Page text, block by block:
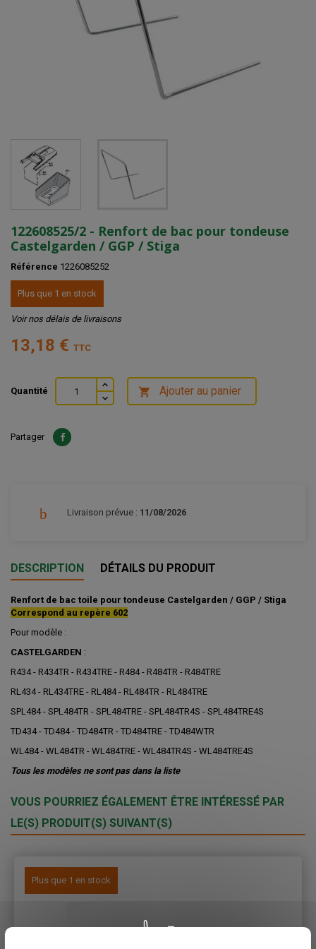
122608525/2 - Renfort de bac pour tondeuse
Castelgarden / GGP / Stiga
Référence 1226085252
Plus que 1 en stock
Voir nos délais de livraisons
13,18 € TTC
Quantité  Ajouter au panier
Partager
Livraison prévue : 11/08/2026
DESCRIPTION DÉTAILS DU PRODUIT
Renfort de bac toile pour tondeuse Castelgarden / GGP / Stiga
Correspond au repère 602
Pour modèle :
CASTELGARDEN :
R434 - R434TR - R434TRE - R484 - R484TR - R484TRE
RL434 - RL434TRE - RL484 - RL484TR - RL484TRE
SPL484 - SPL484TR - SPL484TRE - SPL484TR4S - SPL484TRE4S
TD434 - TD484 - TD484TR - TD484TRE - TD484WTR
WL484 - WL484TR - WL484TRE - WL484TR4S - WL484TRE4S
Tous les modèles ne sont pas dans la liste
VOUS POURRIEZ ÉGALEMENT ÊTRE INTÉRESSÉ PAR
LE(S) PRODUIT(S) SUIVANT(S)
Plus que 1 en stock